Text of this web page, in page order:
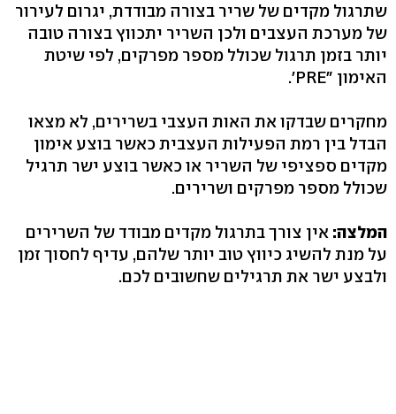
שתרגול מקדים של שריר בצורה מבודדת, יגרום לעירור
של מערכת העצבים ולכן השריר יתכווץ בצורה טובה
יותר בזמן תרגול שכולל מספר מפרקים, לפי שיטת
האימון "PRE'.
מחקרים שבדקו את האות העצבי בשרירים, לא מצאו
הבדל בין רמת הפעילות העצבית כאשר בוצע אימון
מקדים ספציפי של השריר או כאשר בוצע ישר תרגיל
שכולל מספר מפרקים ושרירים.
המלצה: אין צורך בתרגול מקדים מבודד של השרירים
על מנת להשיג כיווץ טוב יותר שלהם, עדיף לחסוך זמן
ולבצע ישר את תרגילים שחשובים לכם.